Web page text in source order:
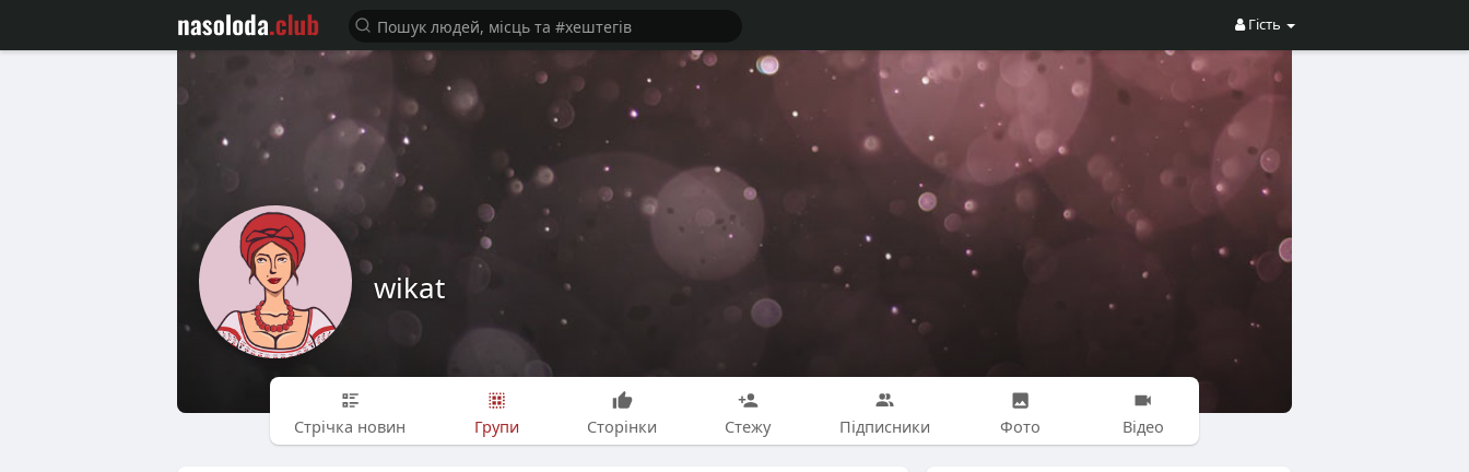
Гість
wikat
Стрічка новин Групи Сторінки Стежу Підписники Фото Відео